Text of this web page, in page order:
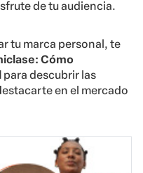
de tu audiencia.
tu marca personal, te
Cómo
para descubrir las
en el mercado